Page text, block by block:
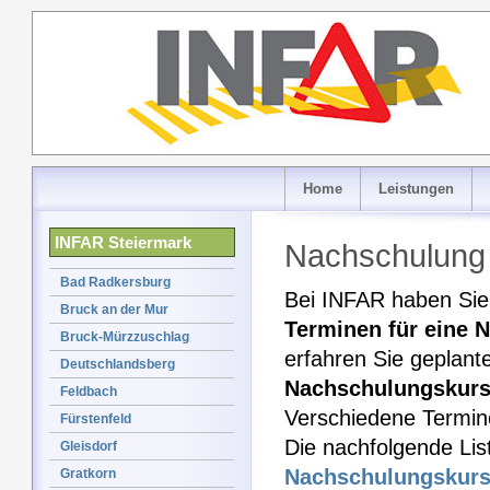
Home Leistungen
INFAR Steiermark
Bad Radkersburg
Bruck an der Mur
Bruck-Mürzzuschlag
Deutschlandsberg
Feldbach
Fürstenfeld
Gleisdorf
Gratkorn
Bei INFAR haben
Terminen für eine
erfahren Sie
Verschiedene
Die nachfolgende